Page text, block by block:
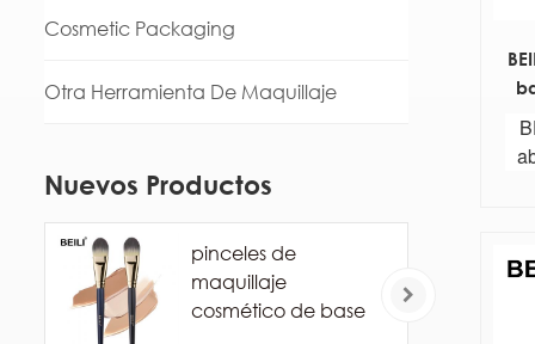
Cosmetic Packaging
Otra Herramienta De Maquillaje
Nuevos Productos
pinceles de
maquillaje
cosmético de base